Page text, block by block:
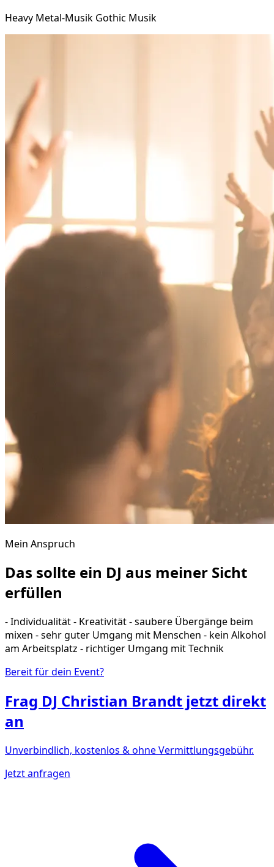
Heavy Metal-Musik Gothic Musik
Mein Anspruch
Das sollte ein DJ aus meiner Sicht
erfüllen
- Individualität - Kreativität - saubere Übergänge beim
mixen - sehr guter Umgang mit Menschen - kein Alkohol
am Arbeitsplatz - richtiger Umgang mit Technik
Bereit für dein Event?
Frag DJ Christian Brandt jetzt direkt
an
Unverbindlich, kostenlos & ohne Vermittlungsgebühr.
Jetzt anfragen